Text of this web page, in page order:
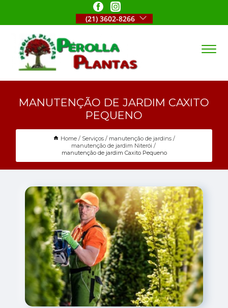
(21) 3602-8266
MANUTENÇÃO DE JARDIM CAXITO
PEQUENO
Home Serviços
manutenção de jardins
manutenção de jardim Niterói
manutenção de jardim Caxito Pequeno